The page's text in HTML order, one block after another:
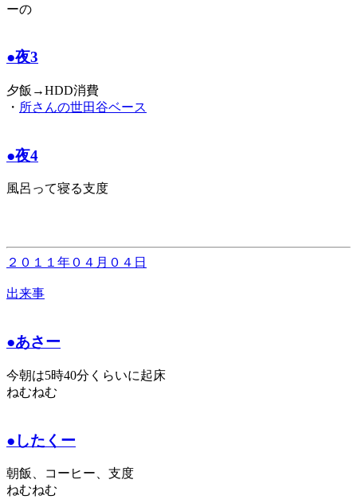
ーの
●夜3
夕飯→HDD消費
・ 所さんの世田谷ベース
●夜4
風呂って寝る支度
２０１１年０４月０４日
出来事
●あさー
今朝は5時40分くらいに起床
ねむねむ
●したくー
朝飯、コーヒー、支度
ねむねむ